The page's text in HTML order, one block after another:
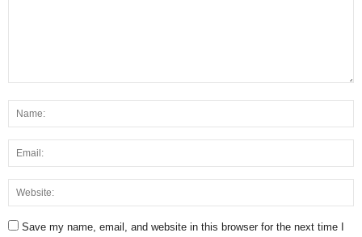
Save my name, email, and website in this browser for the next time I